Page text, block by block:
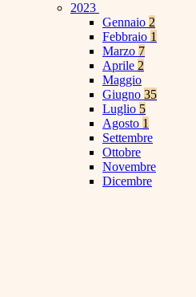
2023
Gennaio 2
Febbraio 1
Marzo 7
Aprile 2
Maggio
Giugno 35
Luglio 5
Agosto 1
Settembre
Ottobre
Novembre
Dicembre